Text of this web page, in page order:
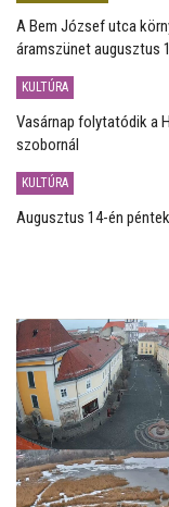
A Bem József utca
áramszünet augusztus
KULTÚRA
Vasárnap folytatódik a
szobornál
KULTÚRA
Augusztus 14-én